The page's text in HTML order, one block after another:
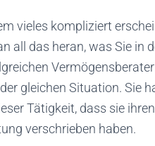
vieles kompliziert
all das heran, was Sie in
gleichen Situation. Sie
Tätigkeit, dass sie
verschrieben haben.